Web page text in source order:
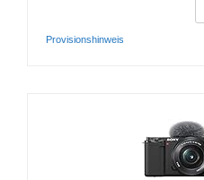
Provisionshinweis